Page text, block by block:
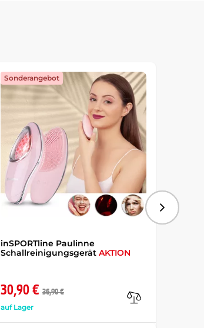
inSPORTline Paulinne
Schallreinigungsgerät AKTION
30,90 € 36,90 €
auf Lager
Sonderangebot
Folgend